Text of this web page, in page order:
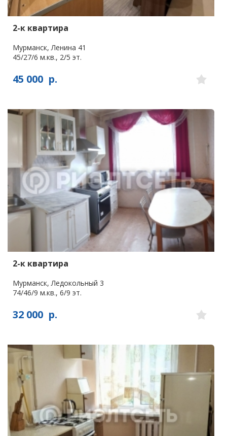
2-к квартира
Мурманск, Ленина 41
45/27/6 м.кв., 2/5 эт.
45 000 р.
2-к квартира
Мурманск, Ледокольный 3
74/46/9 м.кв., 6/9 эт.
32 000 р.